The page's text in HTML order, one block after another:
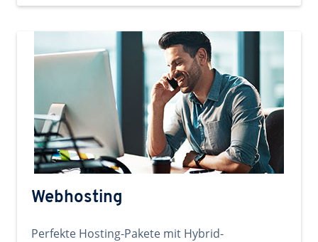
Webhosting
Perfekte Hosting-Pakete mit Hybrid-